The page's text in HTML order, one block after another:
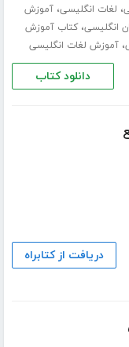
، لغات انگلیسی،آموزش
انگلیسی،کتاب آموزش
،آموزش لغات انگلیسی
دانلود کتاب
دریافت از کتابراه